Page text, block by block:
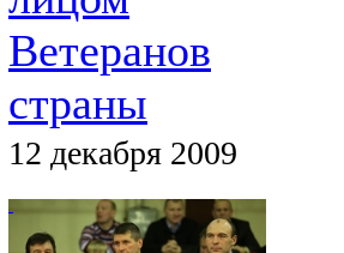
Ветеранов
страны
12 декабря 2009